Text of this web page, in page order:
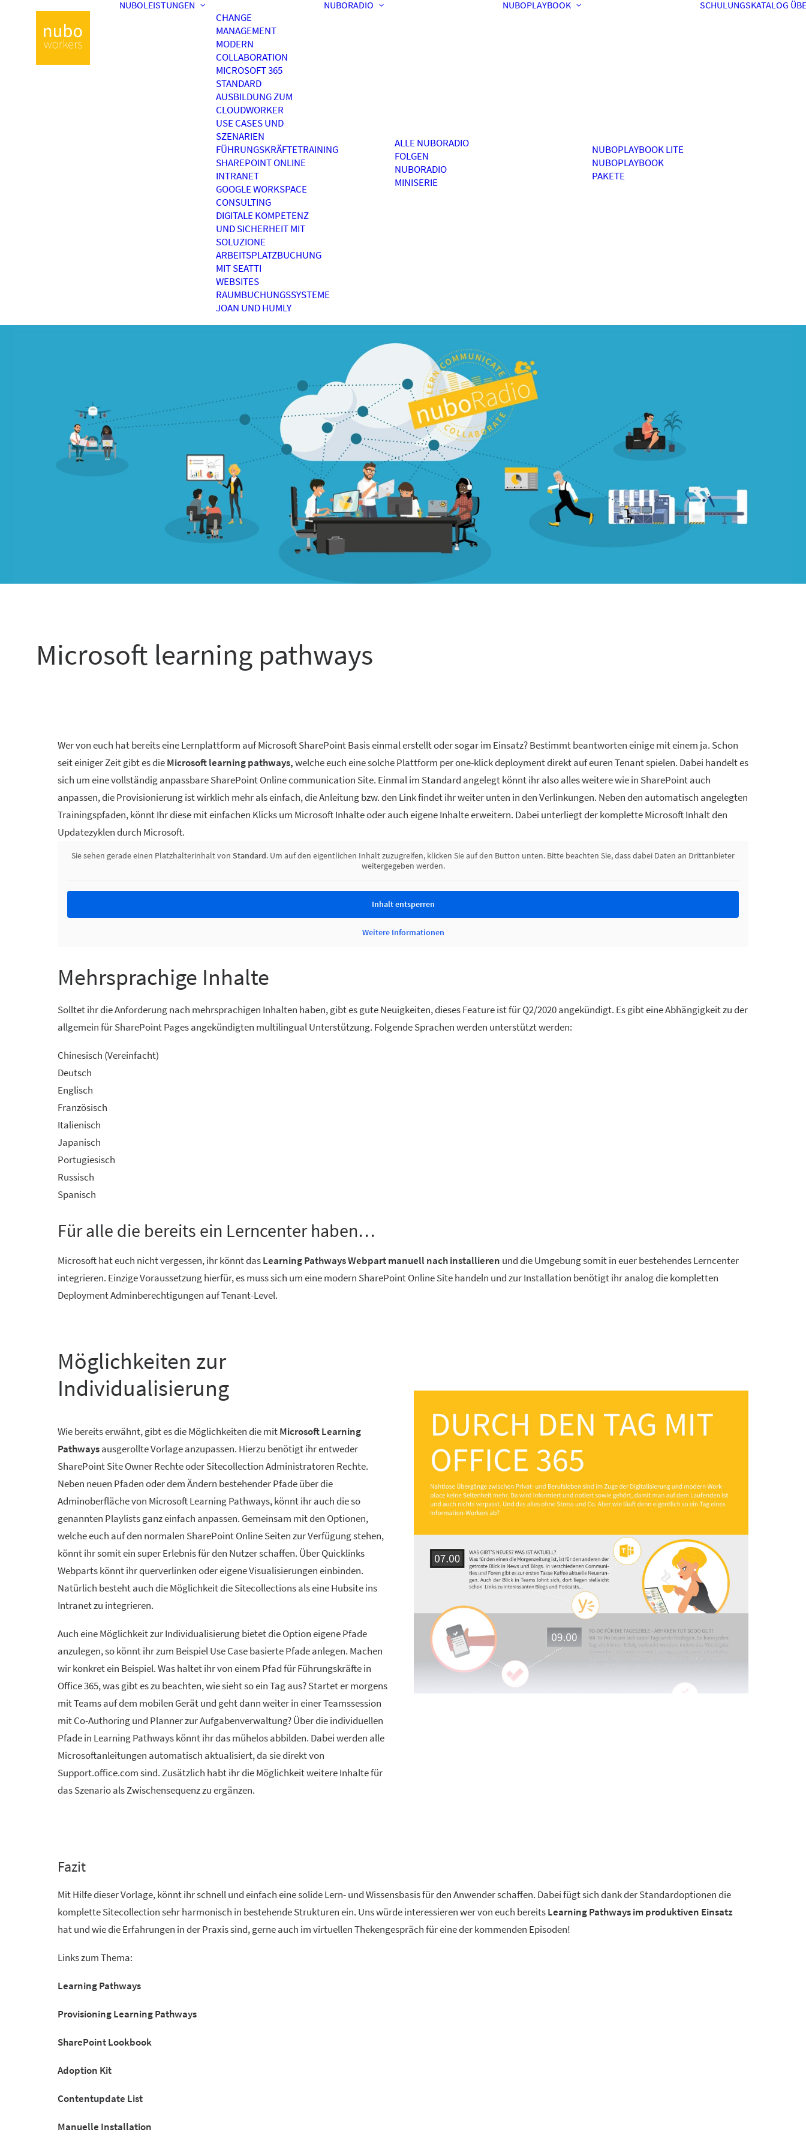
NUBOLEISTUNGEN
CHANGE
MANAGEMENT
MODERN
COLLABORATION
MICROSOFT 365
STANDARD
AUSBILDUNG ZUM
CLOUDWORKER
USE CASES UND
SZENARIEN
FÜHRUNGSKRÄFTETRAINING
SHAREPOINT ONLINE
INTRANET
GOOGLE WORKSPACE
CONSULTING
DIGITALE KOMPETENZ
UND SICHERHEIT MIT
SOLUZIONE
ARBEITSPLATZBUCHUNG
MIT SEATTI
WEBSITES
RAUMBUCHUNGSSYSTEME
JOAN UND HUMLY
NUBORADIO
ALLE NUBORADIO
FOLGEN
NUBORADIO
MINISERIE
NUBOPLAYBOOK
NUBOPLAYBOOK LITE
NUBOPLAYBOOK
PAKETE
SCHULUNGSKATALOG
Microsoft learning pathways
Wer von euch hat bereits eine Lernplattform auf Microsoft SharePoint Basis einmal erstellt oder sogar im Einsatz? Bestimmt beantworten einige mit einem ja. Schon
seit einiger Zeit gibt es dieMicrosoft learning pathways,welche euch eine solche Plattform per one-klick deployment direkt auf euren Tenant spielen. Dabei handelt es
sich um eine vollständig anpassbare SharePoint Online communication Site. Einmal im Standard angelegt könnt ihr also alles weitere wie in SharePoint auch
anpassen, die Provisionierung ist wirklich mehr als einfach, die Anleitung bzw. den Link findet ihr weiter unten in den Verlinkungen. Neben den automatisch angelegten
Trainingspfaden, könnt Ihr diese mit einfachen Klicks um Microsoft Inhalte oder auch eigene Inhalte erweitern. Dabei unterliegt der komplette Microsoft Inhalt den
Updatezyklen durch Microsoft.
Sie sehen gerade einen Platzhalterinhalt von Standard. Um auf den eigentlichen Inhalt zuzugreifen, klicken Sie auf den Button unten. Bitte beachten Sie, dass dabei Daten an Drittanbieter
weitergegeben werden.
Inhalt entsperren
Weitere Informationen
Mehrsprachige Inhalte
Solltet ihr die Anforderung nach mehrsprachigen Inhalten haben, gibt es gute Neuigkeiten, dieses Feature ist für Q2/2020 angekündigt. Es gibt eine Abhängigkeit zu der
allgemein für SharePoint Pages angekündigten multilingual Unterstützung. Folgende Sprachen werden unterstützt werden:
Chinesisch (Vereinfacht)
Deutsch
Englisch
Französisch
Italienisch
Japanisch
Portugiesisch
Russisch
Spanisch
Für alle die bereits ein Lerncenter haben…
Microsoft hat euch nicht vergessen, ihr könnt dasLearning Pathways Webpart manuell nach installieren und die Umgebung somit in euer bestehendes Lerncenter
integrieren. Einzige Voraussetzung hierfür, es muss sich um eine modern SharePoint Online Site handeln und zur Installation benötigt ihr analog die kompletten
Deployment Adminberechtigungen auf Tenant-Level.
Möglichkeiten zur
Individualisierung
Wie bereits erwähnt, gibt es die Möglichkeiten die mitMicrosoft Learning
Pathwaysausgerollte Vorlage anzupassen. Hierzu benötigt ihr entweder
SharePoint Site Owner Rechte oder Sitecollection Administratoren Rechte.
Neben neuen Pfaden oder dem Ändern bestehender Pfade über die
Adminoberfläche von Microsoft Learning Pathways, könnt ihr auch die so
genannten Playlists ganz einfach anpassen. Gemeinsam mit den Optionen,
welche euch auf den normalen SharePoint Online Seiten zur Verfügung stehen,
könnt ihr somit ein super Erlebnis für den Nutzer schaffen. Über Quicklinks
Webparts könnt ihr querverlinken oder eigene Visualisierungen einbinden.
Natürlich besteht auch die Möglichkeit die Sitecollections als eine Hubsite ins
Intranet zu integrieren.
Auch eine Möglichkeit zur Individualisierung bietet die Option eigene Pfade
anzulegen, so könnt ihr zum Beispiel Use Case basierte Pfade anlegen. Machen
wir konkret ein Beispiel. Was haltet ihr von einem Pfad für Führungskräfte in
Office 365, was gibt es zu beachten, wie sieht so ein Tag aus? Startet er morgens
mit Teams auf dem mobilen Gerät und geht dann weiter in einer Teamssession
mit Co-Authoring und Planner zur Aufgabenverwaltung? Über die individuellen
Pfade in Learning Pathways könnt ihr das mühelos abbilden. Dabei werden alle
Microsoftanleitungen automatisch aktualisiert, da sie direkt von
Support.office.com sind. Zusätzlich habt ihr die Möglichkeit weitere Inhalte für
das Szenario als Zwischensequenz zu ergänzen.
Fazit
Mit Hilfe dieser Vorlage, könnt ihr schnell und einfach eine solide Lern- und Wissensbasis für den Anwender schaffen. Dabei fügt sich dank der Standardoptionen die
komplette Sitecollection sehr harmonisch in bestehende Strukturen ein. Uns würde interessieren wer von euch bereitsLearning Pathways im produktiven Einsatz
hat und wie die Erfahrungen in der Praxis sind, gerne auch im virtuellen Thekengespräch für eine der kommenden Episoden!
Links zum Thema:
Learning Pathways
Provisioning Learning Pathways
SharePoint Lookbook
Adoption Kit
Contentupdate List
Manuelle Installation